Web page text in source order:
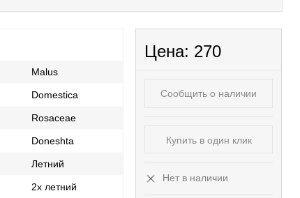
Malus
Domestica
Rosaceae
Doneshta
Летний
2х летний
Цена: 270
Сообщить о наличии
Купить в один клик
Нет в наличии